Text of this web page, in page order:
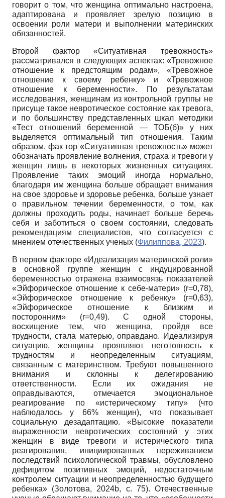
говорит о том, что женщина оптимально настроена,
адаптирована и проявляет зрелую позицию в
освоении роли матери и выполнении материнских
обязанностей.
Второй фактор «Ситуативная тревожность»
рассматривался в следующих аспектах: «Тревожное
отношение к предстоящим родам», «Тревожное
отношение к своему ребенку» и «Тревожное
отношение к беременности». По результатам
исследования, женщинам из контрольной группы не
присуще такое невротическое состояние как тревога,
и по большинству представленных шкал методики
«Тест отношений беременной — ТОБ(б)» у них
выделяется оптимальный тип отношения. Таким
образом, фак тор «Ситуативная тревожность» может
обозначать проявление волнения, страха и тревоги у
женщин лишь в некоторых жизненных ситуациях.
Проявление таких эмоций иногда нормально,
благодаря им женщина больше обращает внимания
на свое здоровье и здоровье ребенка, больше узнает
о правильном течении беременности, о том, как
должны проходить роды, начинает больше беречь
себя и заботиться о своем состоянии, следовать
рекомендациям специалистов, что согласуется с
мнением отечественных ученых (Филиппова, 2023).
В первом факторе «Идеализация материнской роли»
в основной группе женщин с индуцированной
беременностью отражена взаимосвязь показателей
«Эйфорическое отношение к себе-матери» (r=0,78),
«Эйфорическое отношение к ребенку» (r=0,63),
«Эйфорическое отношение к близким и
посторонним» (r=0,49). С одной стороны,
восхищение тем, что женщина, пройдя все
трудности, стала матерью, оправдано. Идеализируя
ситуацию, женщины проявляют неготовность к
трудностям и неопределенным ситуациям,
связанным с материнством. Требуют повышенного
внимания и склонны к делегированию
ответственности. Если их ожидания не
оправдываются, отмечается эмоциональное
реагирование по «истерическому типу» (что
наблюдалось у 66% женщин), что показывает
социальную дезадаптацию. «Высокие показатели
выраженности невротических состояний у этих
женщин в виде тревоги и истерического типа
реагирования, инициированных переживанием
последствий психологической травмы, обусловлено
дефицитом позитивных эмоций, недостаточным
контролем ситуации и неопределенностью будущего
ребенка» (Золотова, 2024b, с. 75). Отечественные